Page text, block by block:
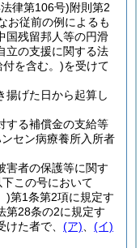
律第106号)附則第2
お従前の例によるも
国残留邦人等の円滑
立の支援に関する法
を含む。)を受けて
揚げた日から起算し
する補償金の支給等
セン病療養所入所者
害者の保護等に関す
この号において
)第1条第2項に規定す
第28条の2に規定す
た者で、 (ア)
(イ)